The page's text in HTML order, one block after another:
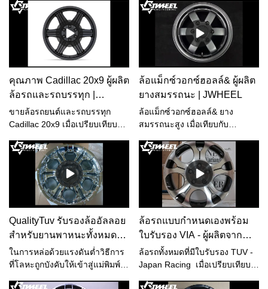
ต่ำคือการหล่อของเหลวอลูมิเนียม
โลหะ A356 ที่หลอมเหลวในแม่
พิมพ์เพื่อสร้างและแข็งตัว และใช้
การระบายความร้อนด้วยน้ำเพื่อ
ดำเนินการกับแม่พิมพ์ ซึ่งเอื้อต่อ
และการหดตัวและความหนาแน่น
สม่ำเสมอและมีความแข็งแรงสูง
ผลิตภัณฑ์นี้ผ่านการทดสอบความ
ทนทานขณะดัดงอ SAEJ2530
ทดสอบแรงกระแทก 13 องศา
การทดสอบความทนทานในแนว
รัศมี รูปร่างถูกนำเสนอในสองชั้น
ซ้อนเซ กับรถด้านหน้าสดใส สอง
สีชัดเจน แสดงความลึกของชั้น
ไดนามิก และเต็มไปด้วยพลัง(ดู
รายละเอียดเพิ่มเติมได้ที่เว็บไซต์:
https://www.jjjwheel.com)
จากการเลือกพิเศษของเราวันนี้
คุณภาพ Cadillac 20x9 ผู้ผลิต
ล้อรถและรถบรรทุก |
JWHEEL
ขายล้อรถยนต์และรถบรรทุก
Cadillac 20x9 เมื่อเปรียบเทียบกับ
มีข้อได้เปรียบที่โดดเด่นในด้าน
ประสิทธิภาพ คุณภาพ รูปลักษณ์
ฯลฯ ที่หาที่เปรียบไม่ได้ และมีชื่อ
เสียงที่ดีในตลาด JWHEEL สรุป
ข้อบกพร่องของผลิตภัณฑ์ในอดีต
จำเพาะของ Cadillac 20x9 Car
and Truck Wheels สำหรับขาย
สามารถปรับแต่งได้ตามความ
ต้องการของคุณ
ล้อแม็กซ์วอกซ์ฮอลล์& ผู้ผลิต
ยางสมรรถนะ | JWHEEL
ล้อแม็กซ์วอกซ์ฮอลล์& ยาง
สมรรถนะสูง เมื่อเทียบกับ
ตลาด มีข้อได้เปรียบที่โดดเด่นใน
ด้านประสิทธิภาพ คุณภาพ รูป
ลักษณ์ ฯลฯ ที่ไม่มีใครเทียบได้
และมีชื่อเสียงที่ดีในตลาด
JWHEEL สรุปข้อบกพร่องของ
อย่างต่อเนื่อง ข้อมูลจำเพาะของ
ล้อแม็กซ์ Vauxhall& ยาง
สมรรถนะสูงสามารถปรับแต่งได้
ตามความต้องการของคุณ
QualityTuv รับรองล้ออัลลอย
สำหรับยานพาหนะทั้งหมด
JWHEEL
ในการหล่อด้วยแรงดันต่ำวิธีการ
ที่โลหะถูกบังคับให้เข้าสู่แม่พิมพ์
ล้อรถแบบกำหนดเองพร้อม
ใบรับรอง VIA - ผู้ผลิตจาก
ประเทศจีน | JWHEEL
ล้อรถทั้งหมดที่มีใบรับรอง TUV -
Japan Racing เมื่อเปรียบเทียบ